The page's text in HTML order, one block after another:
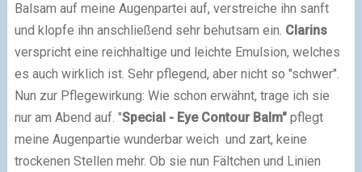
Balsam auf meine Augenpartei auf, verstreiche ihn sanft
und klopfe ihn anschließend sehr behutsam ein. Clarins
verspricht eine reichhaltige und leichte Emulsion, welches
es auch wirklich ist. Sehr pflegend, aber nicht so "schwer".
Nun zur Pflegewirkung: Wie schon erwähnt, trage ich sie
nur am Abend auf. "Special - Eye Contour Balm"pflegt
meine Augenpartie wunderbar weich und zart, keine
trockenen Stellen mehr. Ob sie nun Fältchen und Linien